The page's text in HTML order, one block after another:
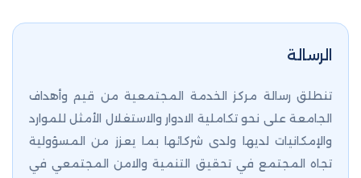
الرسالة
تنطلق رسالة مركز الخدمة المجتمعية من قيم وأهداف
الجامعة على نحو تكاملية الادوار والاستغلال الأمثل للموارد
والإمكانيات لديها ولدى شركائها بما يعزز من المسؤولية
تجاه المجتمع في تحقيق التنمية والامن المجتمعي في